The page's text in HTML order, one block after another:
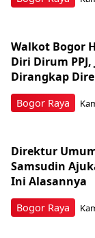
Bogor Raya
Walkot Bogor
Diri Dirum
Dirangkap
Bogor Raya
Direktur
Samsudin
Ini Alasannya